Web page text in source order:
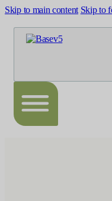
Skip to main content Skip to